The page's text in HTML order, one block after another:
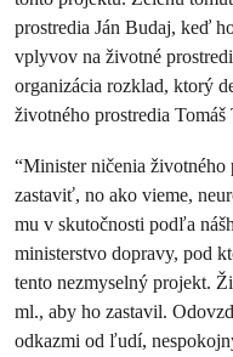
prostredia Ján Budaj, keď
vplyvov na životné
organizácia rozklad, ktorý
životného prostredia Tomáš
“Minister ničenia životného
zastaviť, no ako vieme,
mu v skutočnosti podľa
ministerstvo dopravy, pod
tento nezmyselný projekt.
ml., aby ho zastavil.
odkazmi od ľudí,